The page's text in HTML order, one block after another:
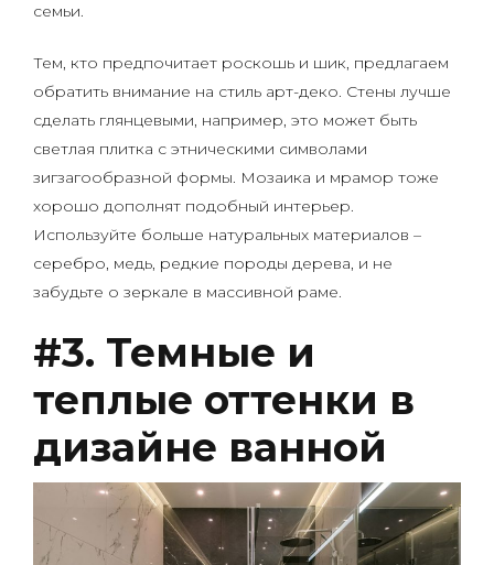
семьи.
Тем, кто предпочитает роскошь и шик, предлагаем
обратить внимание на стиль арт-деко. Стены лучше
сделать глянцевыми, например, это может быть
светлая плитка с этническими символами
зигзагообразной формы. Мозаика и мрамор тоже
хорошо дополнят подобный интерьер.
Используйте больше натуральных материалов –
серебро, медь, редкие породы дерева, и не
забудьте о зеркале в массивной раме.
#3. Темные и
теплые оттенки в
дизайне ванной